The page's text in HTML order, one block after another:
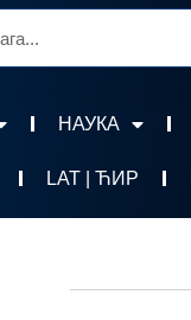
НАУКА
LAT | ЋИР